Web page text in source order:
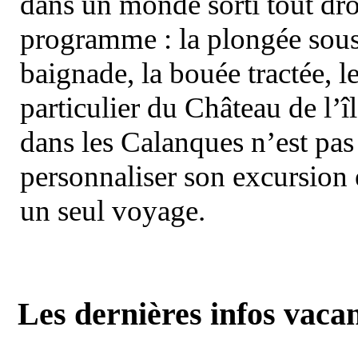
programme : la plongée
baignade, la bouée tractée,
particulier du Château de
dans les Calanques n’est
personnaliser son
un seul voyage.
Les dernières infos